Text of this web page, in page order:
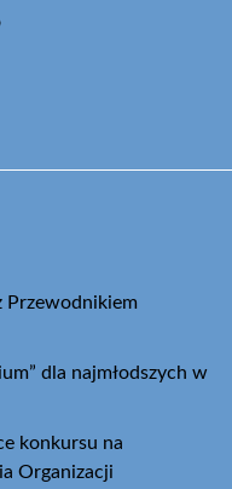
Przewodnikiem
dla najmłodszych w
konkursu na
Organizacji